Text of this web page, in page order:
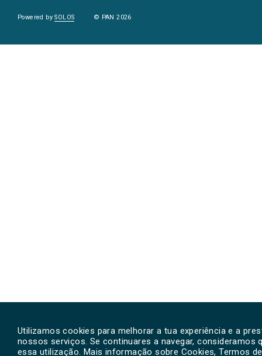
Utilizamos cookies para melhorar a tua experiência e a
nossos serviços. Se continuares a navegar, consideramos
essa utilização. Mais informação sobre Cookies, Termos
Powered bySOLOS © PAN 2026